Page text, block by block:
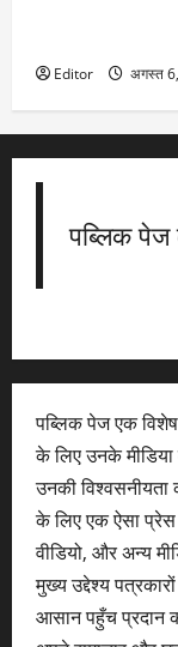
Editor अगस्त
पब्लिक पेज
पब्लिक पेज एक
के लिए उनके
उनकी विश्वसनीयता
के लिए एक ऐसा
वीडियो, और अन्य
मुख्य उद्देश्य
आसान पहुँच प्रदान